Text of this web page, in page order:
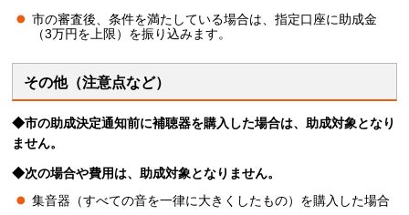
市の審査後、条件を満たしている場合は、指定口座に助成金
（3万円を上限）を振り込みます。
その他（注意点など）
◆市の助成決定通知前に補聴器を購入した場合は、助成対象となり
ません。
◆次の場合や費用は、助成対象となりません。
集音器（すべての音を一律に大きくしたもの）を購入した場合